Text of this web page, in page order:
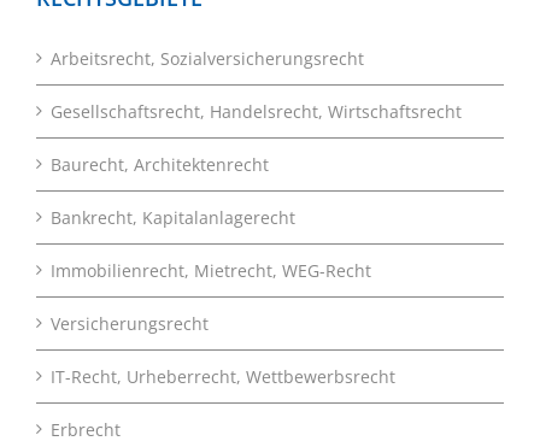
Arbeitsrecht, Sozialversicherungsrecht
Gesellschaftsrecht, Handelsrecht, Wirtschaftsrecht
Baurecht, Architektenrecht
Bankrecht, Kapitalanlagerecht
Immobilienrecht, Mietrecht, WEG-Recht
Versicherungsrecht
IT-Recht, Urheberrecht, Wettbewerbsrecht
Erbrecht